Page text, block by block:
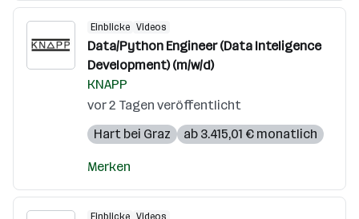
Einblicke Videos
Data/Python Engineer (Data Inteligence
Development) (m/w/d)
KNAPP
vor 2 Tagen veröffentlicht
Hart bei Graz
ab 3.415,01 € monatlich
Merken
Einblicke Videos